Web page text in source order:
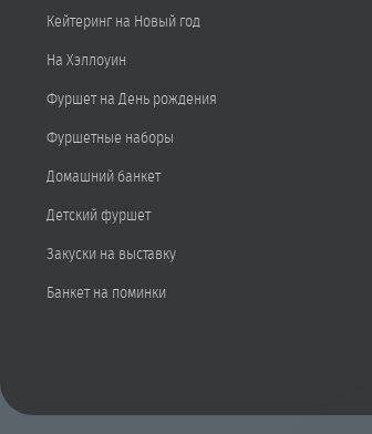
Кейтеринг на Новый год
На Хэллоуин
Фуршет на День рождения
Фуршетные наборы
Домашний банкет
Детский фуршет
Закуски на выставку
Банкет на поминки